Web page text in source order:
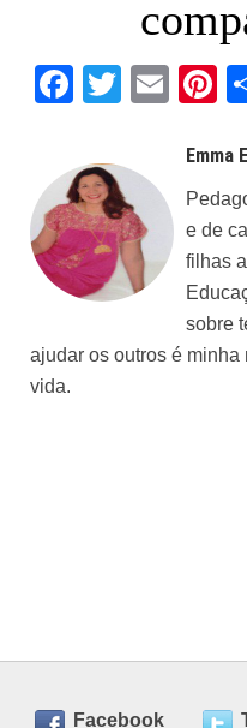
Facebook
Twitter
Emma
e de
filhas
sobre
ajudar os outros é
vida.